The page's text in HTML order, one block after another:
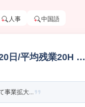
人事 中国語
日/平均残業20H そ
事業拡大...